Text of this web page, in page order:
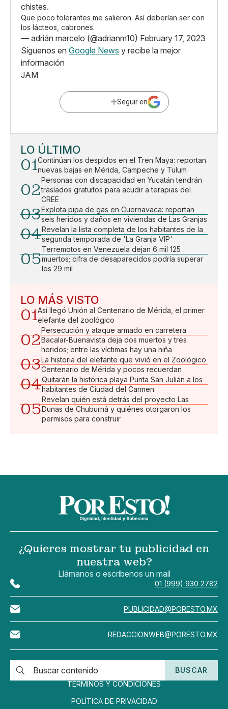
chistes.
Que poco tolerantes me salieron. Así deberían ser con
los lácteos, cabrones.
— adrián marcelo (@adrianm10) February 17, 2023
Síguenos en Google News y recibe la mejor
información
JAM
Seguir en
LO ÚLTIMO
01Continúan los despidos en el Tren Maya: reportan
nuevas bajas en Mérida, Campeche y Tulum
02
Personas con discapacidad en Yucatán tendrán
traslados gratuitos para acudir a terapias del
CREE
03Explota pipa de gas en Cuernavaca: reportan
seis heridos y daños en viviendas de Las Granjas
04Revelan la lista completa de los habitantes de la
segunda temporada de 'La Granja VIP'
05
Terremotos en Venezuela dejan 6 mil 125
muertos; cifra de desaparecidos podría superar
los 29 mil
LO MÁS VISTO
01Así llegó Unión al Centenario de Mérida, el primer
elefante del zoológico
02
Persecución y ataque armado en carretera
Bacalar-Buenavista deja dos muertos y tres
heridos; entre las víctimas hay una niña
03La historia del elefante que vivió en el Zoológico
Centenario de Mérida y pocos recuerdan
04Quitarán la histórica playa Punta San Julián a los
habitantes de Ciudad del Carmen
05
Revelan quién está detrás del proyecto Las
Dunas de Chuburná y quiénes otorgaron los
permisos para construir
¿Quieres mostrar tu publicidad en
nuestra web?
Llámanos o escríbenos un mail
01 (999) 930 2782
PUBLICIDAD@PORESTO.MX
REDACCIONWEB@PORESTO.MX
BUSCAR
TÉRMINOS Y CONDICIONES
POLÍTICA DE PRIVACIDAD